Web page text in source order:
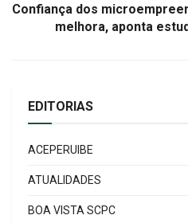
Confiança dos
melhora, aponta
EDITORIAS
ACEPERUIBE
ATUALIDADES
BOA VISTA SCPC